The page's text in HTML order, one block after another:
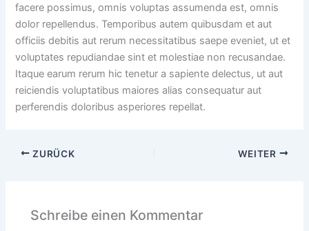
facere possimus, omnis voluptas assumenda est, omnis
dolor repellendus. Temporibus autem quibusdam et aut
officiis debitis aut rerum necessitatibus saepe eveniet, ut et
voluptates repudiandae sint et molestiae non recusandae.
Itaque earum rerum hic tenetur a sapiente delectus, ut aut
reiciendis voluptatibus maiores alias consequatur aut
perferendis doloribus asperiores repellat.
ZURÜCK WEITER
Schreibe einen Kommentar